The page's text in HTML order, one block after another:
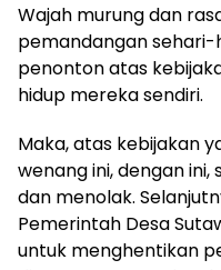
Wajah murung dan
pemandangan
penonton atas
hidup mereka sendiri.
Maka, atas kebijakan
wenang ini, dengan
dan menolak.
Pemerintah Desa
untuk menghentikan